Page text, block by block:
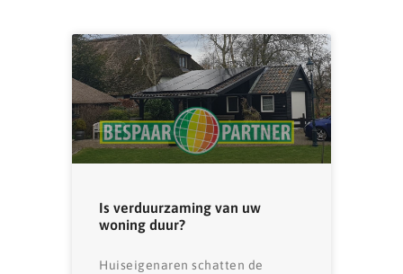
Is verduurzaming van uw
woning duur?
Huiseigenaren schatten de